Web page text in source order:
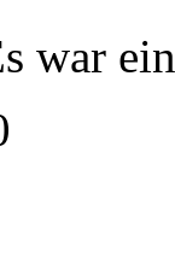
war